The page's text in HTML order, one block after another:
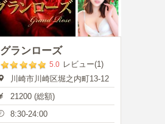
グランローズ
5.0 レビュー(1)
川崎市川崎区堀之内町13-12
21200 (総額)
8:30-24:00